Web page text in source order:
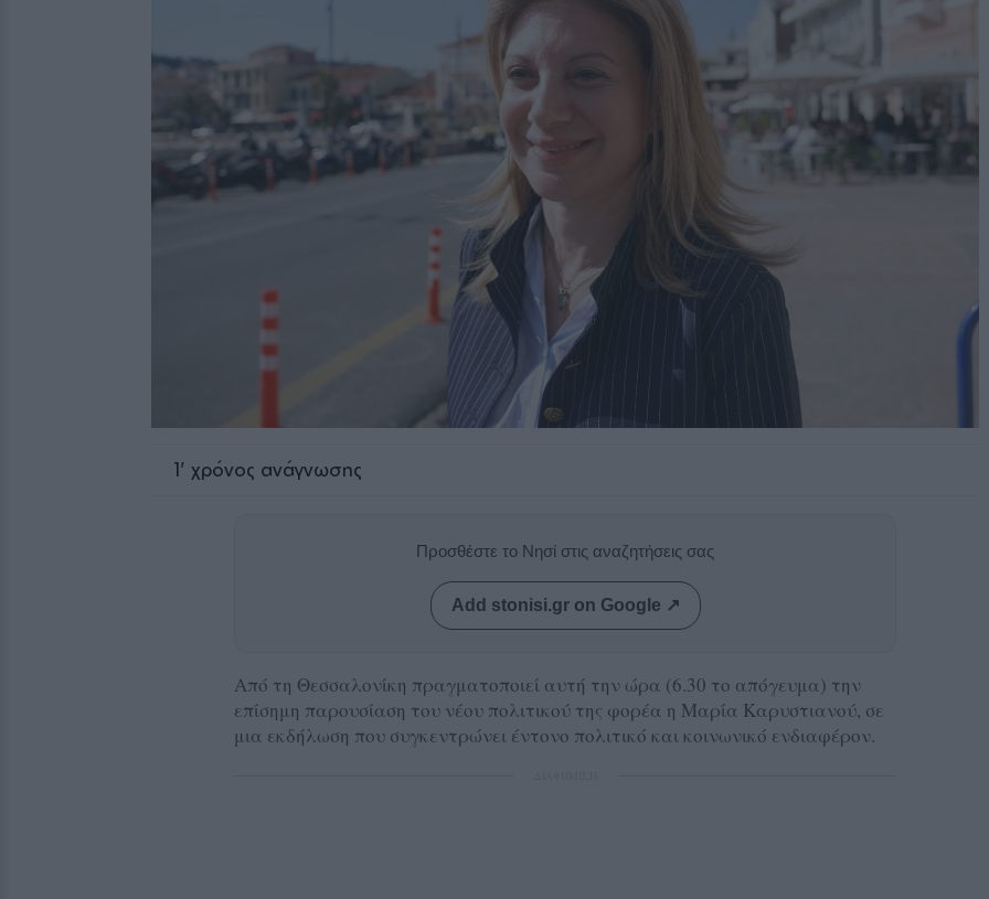
1' χρόνος ανάγνωσης
Προσθέστε το Νησί στις αναζητήσεις σας
Add stonisi.gr on Google ↗
Από τη Θεσσαλονίκη πραγματοποιεί αυτή την ώρα (6.30 το απόγευμα) την
επίσημη παρουσίαση του νέου πολιτικού της φορέα η Μαρία Καρυστιανού, σε
μια εκδήλωση που συγκεντρώνει έντονο πολιτικό και κοινωνικό ενδιαφέρον.